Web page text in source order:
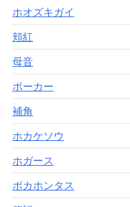
ホオズキガイ
頬紅
母音
ポーカー
補角
ホカケソウ
ホガース
ポカホンタス